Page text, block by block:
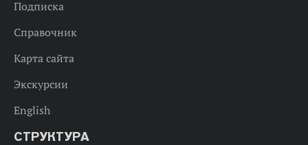
Подписка
Справочник
Карта сайта
Экскурсии
English
СТРУКТУРА